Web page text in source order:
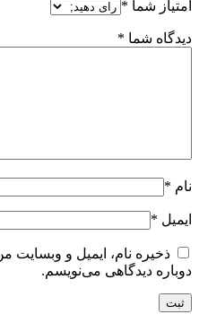
امتیاز شما *
دیدگاه شما *
نام *
ایمیل *
ذخیره نام، ایمیل و وبسایت
دوباره دیدگاهی می‌نویسم.